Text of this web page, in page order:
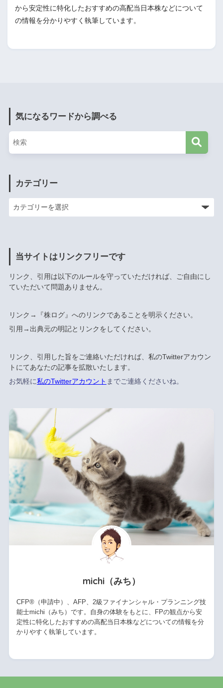
から安定性に特化したおすすめの高配当日本株などについて
の情報を分かりやすく執筆しています。
気になるワードから調べる
カテゴリー
当サイトはリンクフリーです
リンク、引用は以下のルールを守っていただければ、ご自由にし
ていただいて問題ありません。
リンク→『株ログ』へのリンクであることを明示ください。
引用→出典元の明記とリンクをしてください。
リンク、引用した旨をご連絡いただければ、私のTwitterアカウン
トにてあなたの記事を拡散いたします。
お気軽に私のTwitterアカウント までご連絡くださいね。
michi（みち）
CFP®（申請中）、AFP、2級ファイナンシャル・プランニング技
能士michi（みち）です。自身の体験をもとに、FPの観点から安
定性に特化したおすすめの高配当日本株などについての情報を分
かりやすく執筆しています。